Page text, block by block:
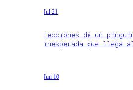
Jul 21
Lecciones de un
inesperada que llega
Jun 10